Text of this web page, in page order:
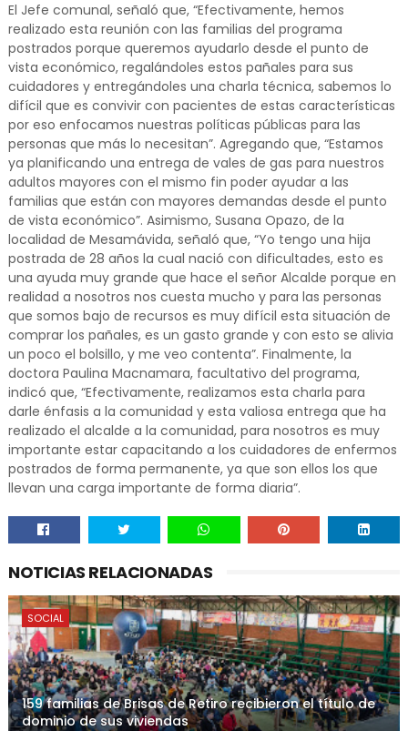
El Jefe comunal, señaló que, “Efectivamente, hemos
realizado esta reunión con las familias del programa
postrados porque queremos ayudarlo desde el punto de
vista económico, regalándoles estos pañales para sus
cuidadores y entregándoles una charla técnica, sabemos lo
difícil que es convivir con pacientes de estas características
por eso enfocamos nuestras políticas públicas para las
personas que más lo necesitan”. Agregando que, “Estamos
ya planificando una entrega de vales de gas para nuestros
adultos mayores con el mismo fin poder ayudar a las
familias que están con mayores demandas desde el punto
de vista económico”. Asimismo, Susana Opazo, de la
localidad de Mesamávida, señaló que, “Yo tengo una hija
postrada de 28 años la cual nació con dificultades, esto es
una ayuda muy grande que hace el señor Alcalde porque en
realidad a nosotros nos cuesta mucho y para las personas
que somos bajo de recursos es muy difícil esta situación de
comprar los pañales, es un gasto grande y con esto se alivia
un poco el bolsillo, y me veo contenta”. Finalmente, la
doctora Paulina Macnamara, facultativo del programa,
indicó que, “Efectivamente, realizamos esta charla para
darle énfasis a la comunidad y esta valiosa entrega que ha
realizado el alcalde a la comunidad, para nosotros es muy
importante estar capacitando a los cuidadores de enfermos
postrados de forma permanente, ya que son ellos los que
llevan una carga importante de forma diaria”.
NOTICIAS RELACIONADAS
SOCIAL
159 familias de Brisas de Retiro recibieron el título de
dominio de sus viviendas